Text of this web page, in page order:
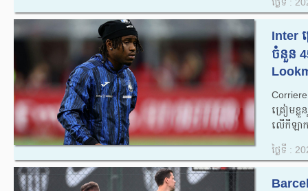
Inter
ចំនួន
ត្រៀមខ្លួ
លើកីឡាក
ថ្ងៃទី :